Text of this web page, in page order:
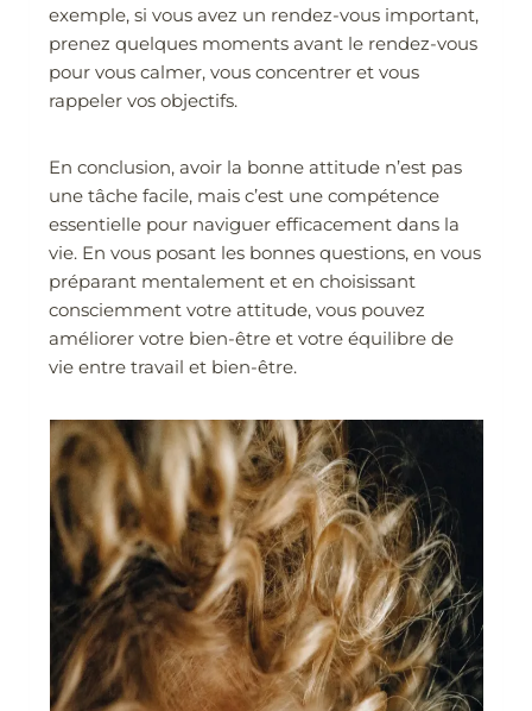
exemple, si vous avez un rendez-vous important,
prenez quelques moments avant le rendez-vous
pour vous calmer, vous concentrer et vous
rappeler vos objectifs.
En conclusion, avoir la bonne attitude n’est pas
une tâche facile, mais c’est une compétence
essentielle pour naviguer efficacement dans la
vie. En vous posant les bonnes questions, en vous
préparant mentalement et en choisissant
consciemment votre attitude, vous pouvez
améliorer votre bien-être et votre équilibre de
vie entre travail et bien-être.